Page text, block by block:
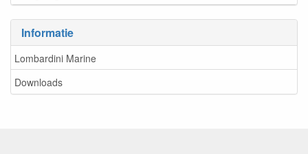
Informatie
Lombardini Marine
Downloads